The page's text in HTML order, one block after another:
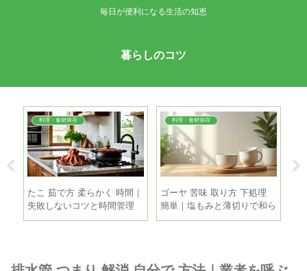
毎日が便利になる生活の知恵
暮らしのコツ
料理・食材保存
たこ 茹で方 柔らかく 時間｜
失敗しないコツと時間管理
料理・食材保存
ゴーヤ 苦味 取り方 下処理
簡単｜塩もみと薄切りで和ら
げる手順